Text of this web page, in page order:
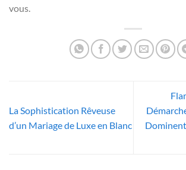
vous.
La Sophistication Rêveuse
d’un Mariage de Luxe en Blanc